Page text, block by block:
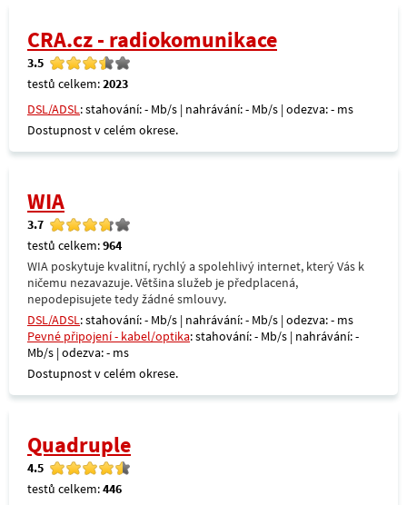
CRA.cz - radiokomunikace
3.5
testů celkem:2023
DSL/ADSL: stahování: - Mb/s | nahrávání: - Mb/s | odezva: - ms
Dostupnost v celém okrese.
WIA
3.7
testů celkem:964
WIA poskytuje kvalitní, rychlý a spolehlivý internet, který Vás k
ničemu nezavazuje. Většina služeb je předplacená,
nepodepisujete tedy žádné smlouvy.
DSL/ADSL: stahování: - Mb/s | nahrávání: - Mb/s | odezva: - ms
Pevné připojení - kabel/optika: stahování: - Mb/s | nahrávání: -
Mb/s | odezva: - ms
Dostupnost v celém okrese.
Quadruple
4.5
testů celkem:446